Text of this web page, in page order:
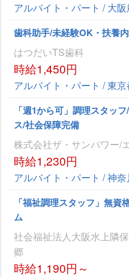
アルバイト・パート / 大
歯科助手/未経験OK・扶養
はつだいTS歯科
時給1,450円
アルバイト・パート / 東
「週1から可」調理スタッ
ス/社会保障完備
株式会社ザ・サンパワー/
時給1,230円
アルバイト・パート / 神
「福祉調理スタッフ」無
ム
社会福祉法人大阪水上隣
郷
時給1,190円～